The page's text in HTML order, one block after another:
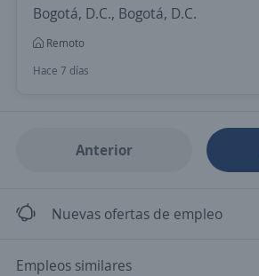
Bogotá, D.C., Bogotá, D.C.
Remoto
Hace 7 días
Anterior
Nuevas ofertas de empleo
Empleos similares